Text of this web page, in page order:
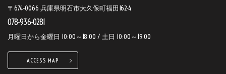
〒674-0066 兵庫県明石市大久保町福田162-4
078-936-0281
月曜日から金曜日 10:00～18:00 / 土日 10:00～19:00
ACCESS MAP